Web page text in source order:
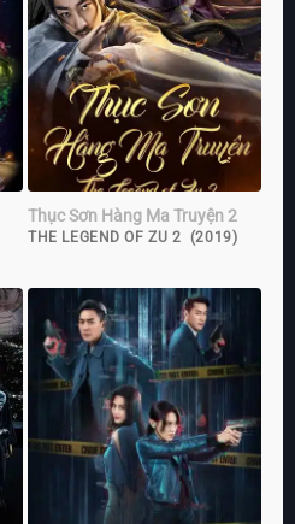
Thục Sơn Hàng Ma Truyện 2
THE LEGEND OF ZU 2 (2019)